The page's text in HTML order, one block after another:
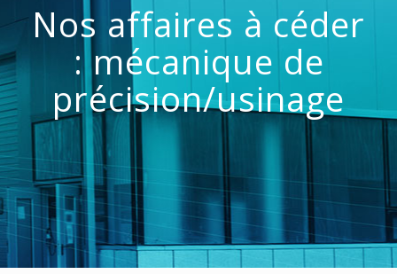
Nos affaires à céder
: mécanique de
précision/usinage